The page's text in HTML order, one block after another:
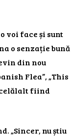
voi face și sunt
o senzație bună
din nou
Flea”, „This
(celălalt fiind
„Sincer, nu știu